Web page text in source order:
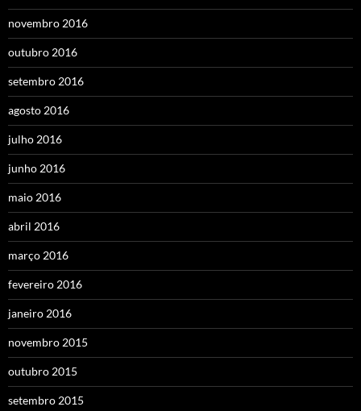
novembro 2016
outubro 2016
setembro 2016
agosto 2016
julho 2016
junho 2016
maio 2016
abril 2016
março 2016
fevereiro 2016
janeiro 2016
novembro 2015
outubro 2015
setembro 2015